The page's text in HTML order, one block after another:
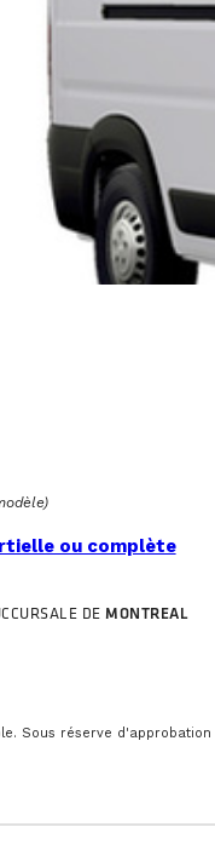
ou complète
DE MONTREAL
Sous réserve